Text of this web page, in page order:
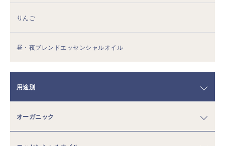
りんご
昼・夜ブレンドエッセンシャルオイル
用途別
オーガニック